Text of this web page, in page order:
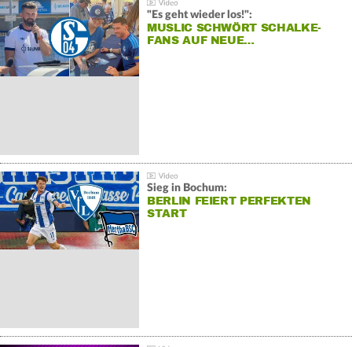
"Es geht wieder los!":
MUSLIC SCHWÖRT SCHALKE-
FANS AUF NEUE…
Sieg in Bochum:
BERLIN FEIERT PERFEKTEN
START